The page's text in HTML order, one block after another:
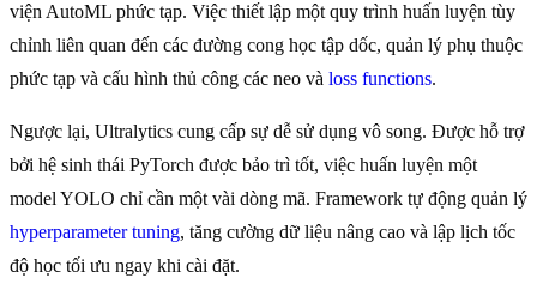
viện AutoML phức tạp. Việc thiết lập một quy trình huấn luyện tùy
chỉnh liên quan đến các đường cong học tập dốc, quản lý phụ thuộc
phức tạp và cấu hình thủ công các neo và loss functions.
Ngược lại, Ultralytics cung cấp sự dễ sử dụng vô song. Được hỗ trợ
bởi hệ sinh thái PyTorch được bảo trì tốt, việc huấn luyện một
model YOLO chỉ cần một vài dòng mã. Framework tự động quản lý
hyperparameter tuning, tăng cường dữ liệu nâng cao và lập lịch tốc
độ học tối ưu ngay khi cài đặt.